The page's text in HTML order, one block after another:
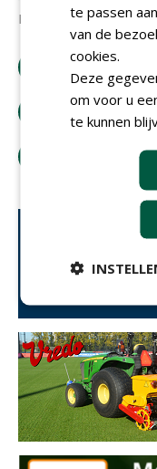
Er zijn nog geen
download
bestel
tip de
te passen
van de
cookies.
Deze
om voor u
te kunnen